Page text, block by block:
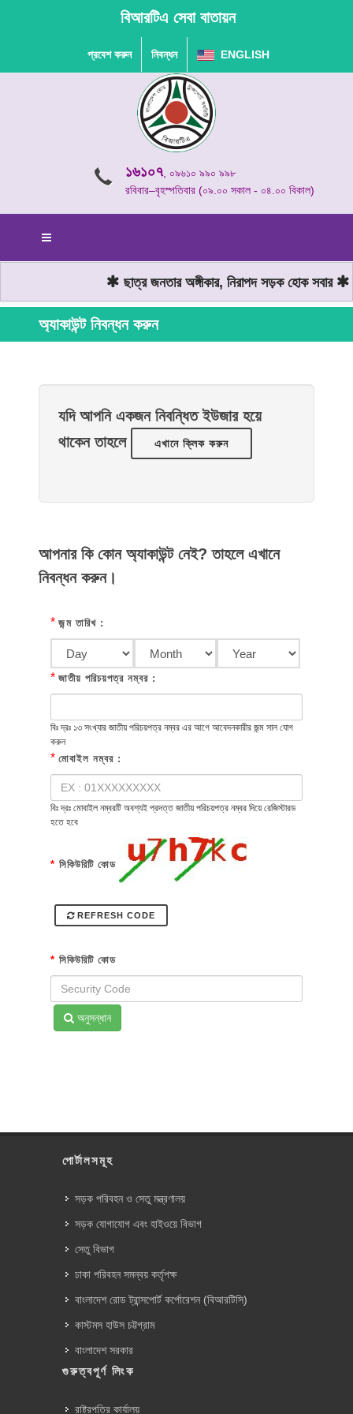
বিআরটিএ সেবা বাতায়ন
প্রবেশ করুন নিবন্ধন ENGLISH
১৬১০৭, ০৯৬১০ ৯৯০ ৯৯৮
রবিবার–বৃহস্পতিবার (০৯.০০ সকাল - ০৪.০০ বিকাল)
ছাত্র জনতার অঙ্গীকার, নিরাপদ সড়ক হোক সবার
অ্যাকাউন্ট নিবন্ধন করুন
যদি আপনি একজন নিবন্ধিত ইউজার হয়ে
থাকেন তাহলে
এখানে ক্লিক করুন
আপনার কি কোন অ্যাকাউন্ট নেই? তাহলে এখানে
নিবন্ধন করুন।
* জন্ম তারিখ :
* জাতীয় পরিচয়পত্র নম্বর :
বিঃ দ্রঃ ১৩ সংখ্যার জাতীয় পরিচয়পত্র নম্বর এর আগে আবেদনকারীর জন্ম সাল যোগ
করুন
* মোবাইল নম্বর :
বিঃ দ্রঃ মোবাইল নম্বরটি অবশ্যই প্রদত্ত জাতীয় পরিচয়পত্র নম্বর দিয়ে রেজিস্টারড
হতে হবে
* সিকিউরিটি কোড
REFRESH CODE
* সিকিউরিটি কোড
অনুসন্ধান
পোর্টালসমূহ
সড়ক পরিবহন ও সেতু মন্ত্রণালয়
সড়ক যোগাযোগ এবং হাইওয়ে বিভাগ
সেতু বিভাগ
ঢাকা পরিবহন সমন্বয় কর্তৃপক্ষ
বাংলাদেশ রোড ট্রান্সপোর্ট কর্পোরেশন (বিআরটিসি)
কাস্টমস হাউস চট্টগ্রাম
বাংলাদেশ সরকার
গুরুত্বপূর্ণ লিংক
রাষ্ট্রপতির কার্যালয়